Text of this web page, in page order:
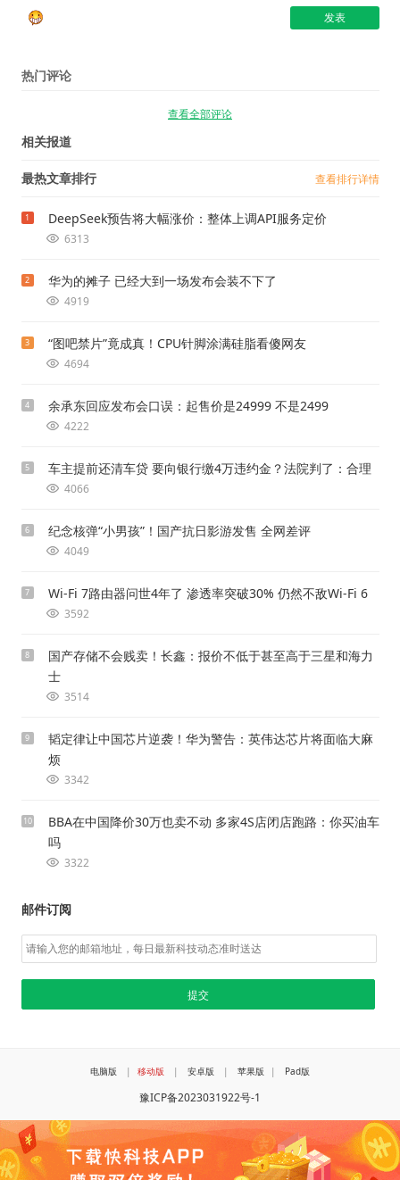
热门评论
查看全部评论
相关报道
最热文章排行 查看排行详情
1 DeepSeek预告将大幅涨价：整体上调API服务定价
6313
2 华为的摊子 已经大到一场发布会装不下了
4919
3 “图吧禁片”竟成真！CPU针脚涂满硅脂看傻网友
4694
4 余承东回应发布会口误：起售价是24999 不是2499
4222
5 车主提前还清车贷 要向银行缴4万违约金？法院判了：合理
4066
6 纪念核弹“小男孩”！国产抗日影游发售 全网差评
4049
7 Wi-Fi 7路由器问世4年了 渗透率突破30% 仍然不敌Wi-Fi 6
3592
8
国产存储不会贱卖！长鑫：报价不低于甚至高于三星和海力
士
3514
9
韬定律让中国芯片逆袭！华为警告：英伟达芯片将面临大麻
烦
3342
10
BBA在中国降价30万也卖不动 多家4S店闭店跑路：你买油车
吗
3322
邮件订阅
电脑版 | 移动版 | 安卓版 | 苹果版 | Pad版
豫ICP备2023031922号-1